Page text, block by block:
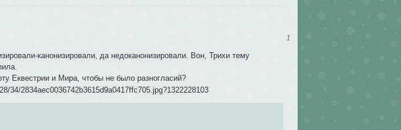
1
канонизировали, да недоканонизировали. Вон, Трихи тему
Еквестрии и Мира, чтобы не было разногласий?